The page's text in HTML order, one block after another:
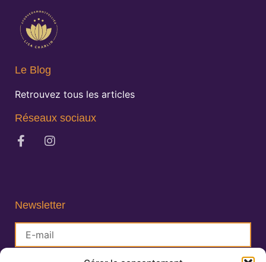
Le Blog
Retrouvez tous les articles
Réseaux sociaux
Newsletter